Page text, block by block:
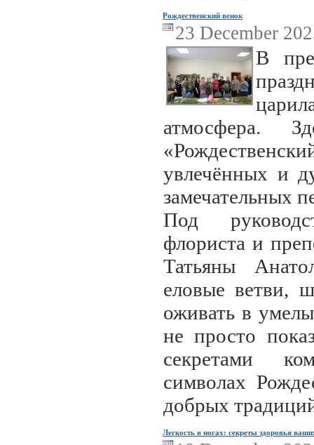
Рождественский венок
23 December
В
атмосфера.
увлечённых и
замечательных
Под
флориста и
Татьяны
еловые ветви,
оживать в
не просто
секретами
символах
добрых
Легкость в ногах: секреты здоровья